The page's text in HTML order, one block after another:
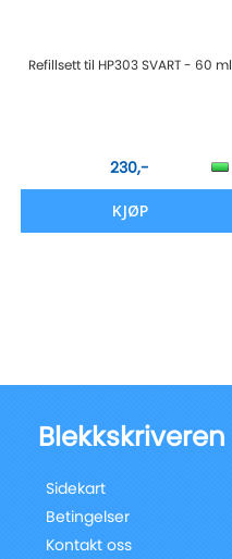
Refillsett til HP303 SVART - 60 ml
230,-
KJØP
Blekkskriveren
Sidekart
Betingelser
Kontakt oss